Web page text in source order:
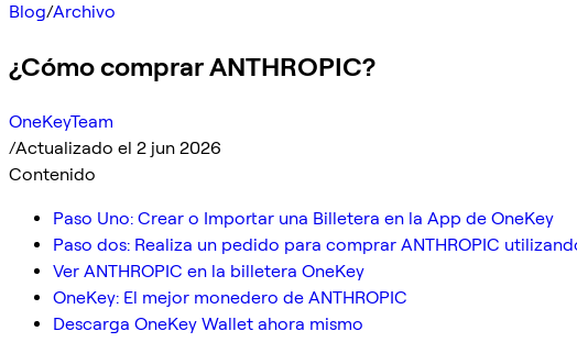
Blog/Archivo
¿Cómo comprar ANTHROPIC?
OneKeyTeam
/Actualizado el 2 jun 2026
Contenido
Paso Uno: Crear o Importar una Billetera en la App de OneKey
Paso dos: Realiza un pedido para comprar ANTHROPIC
Ver ANTHROPIC en la billetera OneKey
OneKey: El mejor monedero de ANTHROPIC
Descarga OneKey Wallet ahora mismo